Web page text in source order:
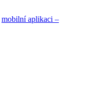
mobilní aplikaci –